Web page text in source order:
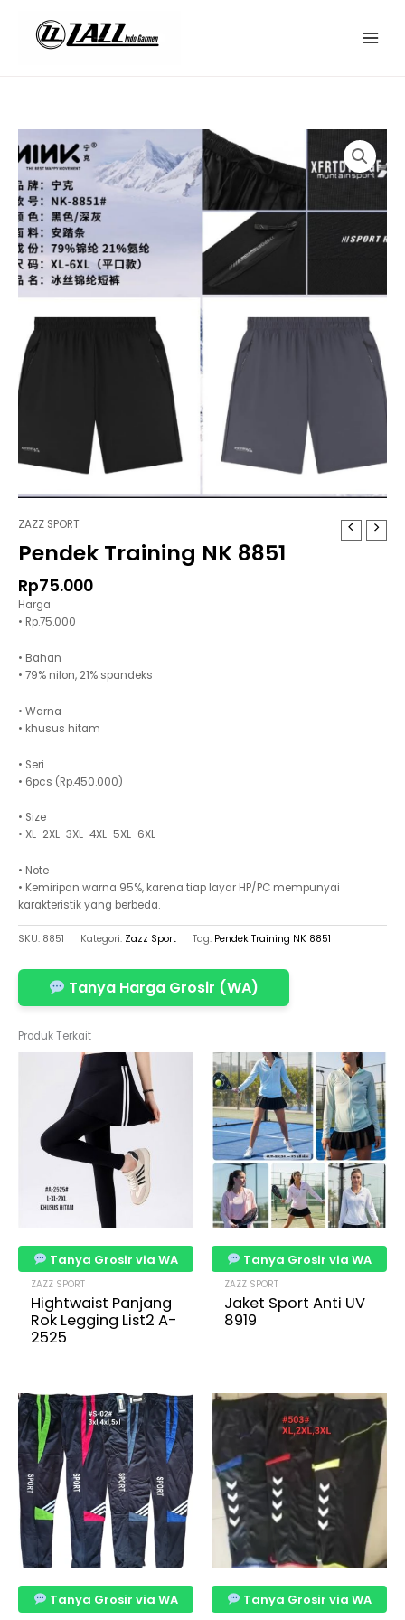
ZAZZ SPORT
Pendek Training NK 8851
Rp75.000
Harga
• Rp.75.000
• Bahan
• 79% nilon, 21% spandeks
• Warna
• khusus hitam
• Seri
• 6pcs (Rp.450.000)
• Size
• XL-2XL-3XL-4XL-5XL-6XL
• Note
• Kemiripan warna 95%, karena tiap layar HP/PC mempunyai
karakteristik yang berbeda.
SKU: 8851 Kategori: Zazz Sport Tag: Pendek Training NK 8851
Tanya Harga Grosir (WA)
Produk Terkait
Tanya Grosir via WA
ZAZZ SPORT
Hightwaist Panjang
Rok Legging List2 A-
2525
Tanya Grosir via WA
ZAZZ SPORT
Jaket Sport Anti UV
8919
Tanya Grosir via WA Tanya Grosir via WA